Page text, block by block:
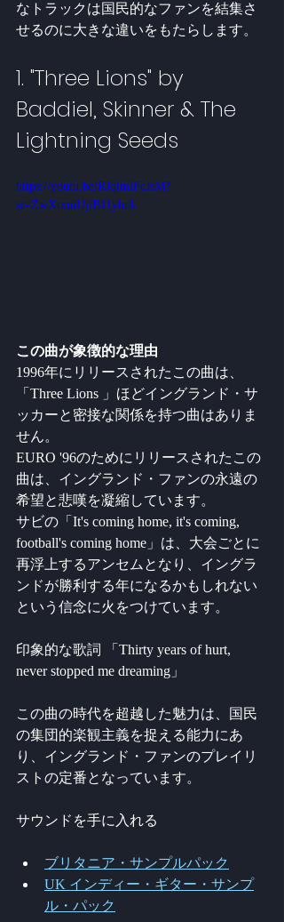
なトラックは国民的なファンを結集さ
せるのに大きな違いをもたらします。
1. "Three Lions" by
Baddiel, Skinner & The
Lightning Seeds
https://youtu.be/RJqimlFcJsM?
si=ZwXtxmUjiB11yhuk
この曲が象徴的な理由
1996年にリリースされたこの曲は、
「Three Lions 」ほどイングランド・サ
ッカーと密接な関係を持つ曲はありま
せん。
EURO '96のためにリリースされたこの
曲は、イングランド・ファンの永遠の
希望と悲嘆を凝縮しています。
サビの「It's coming home, it's coming,
football's coming home」は、大会ごとに
再浮上するアンセムとなり、イングラ
ンドが勝利する年になるかもしれない
という信念に火をつけています。
印象的な歌詞 「Thirty years of hurt,
never stopped me dreaming」
この曲の時代を超越した魅力は、国民
の集団的楽観主義を捉える能力にあ
り、イングランド・ファンのプレイリ
ストの定番となっています。
サウンドを手に入れる
ブリタニア・サンプルパック
UK インディー・ギター・サンプ
ル・パック